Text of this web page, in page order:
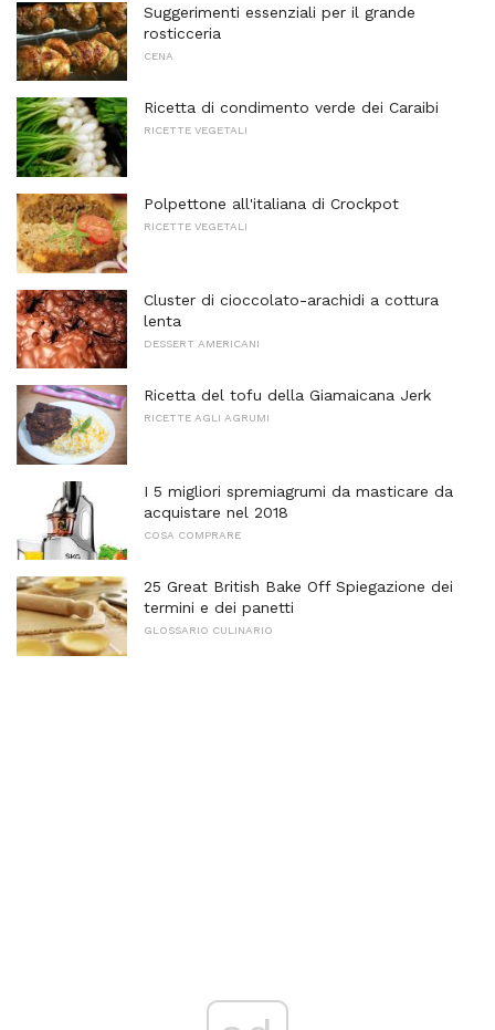
Suggerimenti essenziali per il grande
rosticceria
CENA
Ricetta di condimento verde dei Caraibi
RICETTE VEGETALI
Polpettone all'italiana di Crockpot
RICETTE VEGETALI
Cluster di cioccolato-arachidi a cottura
lenta
DESSERT AMERICANI
Ricetta del tofu della Giamaicana Jerk
RICETTE AGLI AGRUMI
I 5 migliori spremiagrumi da masticare da
acquistare nel 2018
COSA COMPRARE
25 Great British Bake Off Spiegazione dei
termini e dei panetti
GLOSSARIO CULINARIO